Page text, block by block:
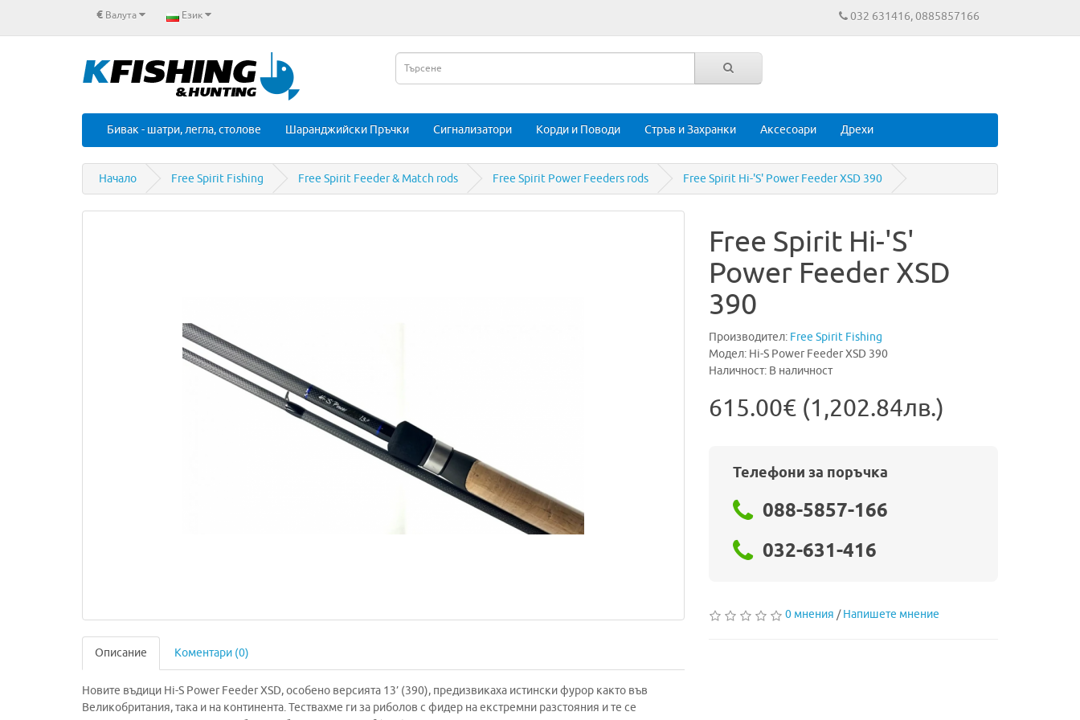
€ Валута Език 032 631416, 0885857166
Бивак - шатри, легла, столове Шаранджийски Пръчки Сигнализатори Корди и Поводи Стръв и Захранки Аксесоари Дрехи
Начало Free Spirit Fishing Free Spirit Feeder & Match rods Free Spirit Power Feeders rods Free Spirit Hi-'S' Power Feeder XSD 390
Описание Коментари (0)
Новите въдици Hi-S Power Feeder XSD, особено версията 13’ (390), предизвикаха истински фурор както във
Великобритания, така и на континента. Тествахме ги за риболов с фидер на екстремни разстояния и те се
Free Spirit Hi-'S'
Power Feeder XSD
390
Производител: Free Spirit Fishing
Модел: Hi-S Power Feeder XSD 390
Наличност: В наличност
615.00€ (1,202.84лв.)
Телефони за поръчка
088-5857-166
032-631-416
0 мнения /Напишете мнение